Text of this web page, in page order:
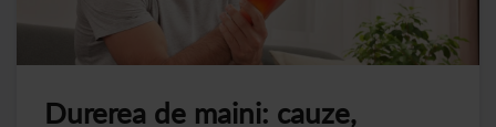
Durerea de maini: cauze,